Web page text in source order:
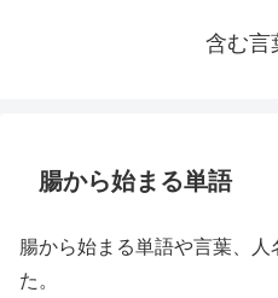
含む言
腸から始まる単語
腸から始まる単語や言葉、
た。